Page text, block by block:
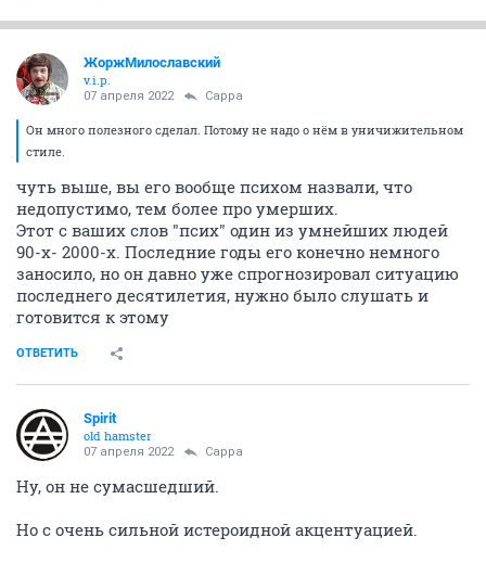
ЖоржМилославский
v.i.p.
07 апреля 2022 Сарра
Он много полезного сделал. Потому не надо о нём в уничижительном
стиле.
чуть выше, вы его вообще психом назвали, что
недопустимо, тем более про умерших.
Этот с ваших слов "псих" один из умнейших людей
90-х- 2000-х. Последние годы его конечно немного
заносило, но он давно уже спрогнозировал ситуацию
последнего десятилетия, нужно было слушать и
готовится к этому
ОТВЕТИТЬ
Spirit
old hamster
07 апреля 2022 Сарра
Ну, он не сумасшедший.
Но с очень сильной истероидной акцентуацией.